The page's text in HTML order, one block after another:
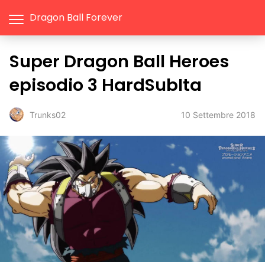
Dragon Ball Forever
Super Dragon Ball Heroes
episodio 3 HardSubIta
Trunks02 10 Settembre 2018